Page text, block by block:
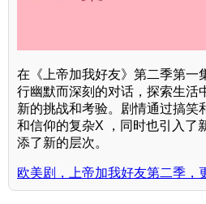
在《上帝加我好友》第二季第一
行幽默而深刻的对话，探索生活
新的挑战和考验。剧情通过搞笑
和信仰的复杂X ，同时也引入了
添了新的层次。
欧美剧，上帝加我好友第二季，